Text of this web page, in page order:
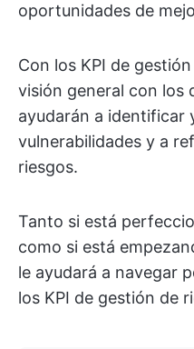
oportunidades de
Con los KPI de
visión general con los
ayudarán a identificar
vulnerabilidades y a
riesgos.
Tanto si está
como si está
le ayudará a navegar
los KPI de gestión de